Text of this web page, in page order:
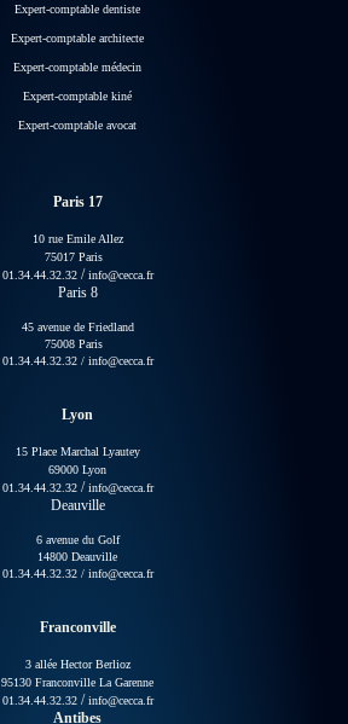
Expert-comptable dentiste
Expert-comptable architecte
Expert-comptable médecin
Expert-comptable kiné
Expert-comptable avocat
Paris 17
10 rue Emile Allez
75017 Paris
01.34.44.32.32/info@cecca.fr
Paris 8
45 avenue de Friedland
75008 Paris
01.34.44.32.32/ info@cecca.fr
Lyon
15 Place Marchal Lyautey
69000 Lyon
01.34.44.32.32/info@cecca.fr
Deauville
6 avenue du Golf
14800 Deauville
01.34.44.32.32/ info@cecca.fr
Franconville
3 allée Hector Berlioz
95130 Franconville La Garenne
01.34.44.32.32/info@cecca.fr
Antibes